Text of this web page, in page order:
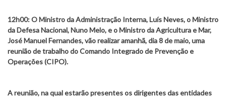
12h00:O Ministro da Administração Interna, Luís Neves, o Ministro
da Defesa Nacional, Nuno Melo, e o Ministro da Agricultura e Mar,
José Manuel Fernandes, vão realizar amanhã, dia 8 de maio, uma
reunião de trabalho do Comando Integrado de Prevenção e
Operações (CIPO).
A reunião, na qual estarão presentes os dirigentes das entidades